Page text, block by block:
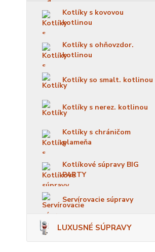
Kotlíky s kovovou
kotlinou
Kotlíky s ohňovzdor.
kotlinou
Kotlíky so smalt. kotlinou
Kotlíky s nerez. kotlinou
Kotlíky s chráničom
plameňa
Kotlíkové súpravy BIG
PARTY
Servírovacie súpravy
LUXUSNÉ SÚPRAVY